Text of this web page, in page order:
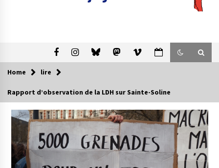
Home lire
Rapport d’observation de la LDH sur Sainte-Soline